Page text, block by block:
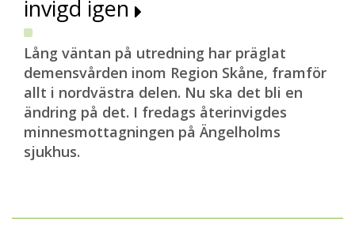
invigd igen
Lång väntan på utredning har präglat
demensvården inom Region Skåne, framför
allt i nordvästra delen. Nu ska det bli en
ändring på det. I fredags återinvigdes
minnesmottagningen på Ängelholms
sjukhus.